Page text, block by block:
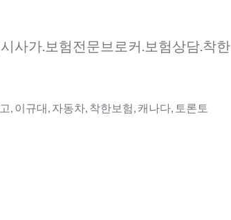
사가.보험전문브로커.보험상담.착한
, 이규대, 자동차, 착한보험, 캐나다, 토론토